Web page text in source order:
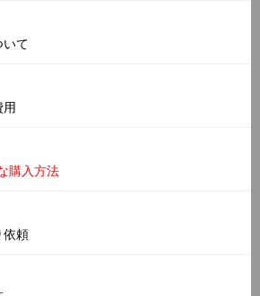
いて
用
購入方法
依頼